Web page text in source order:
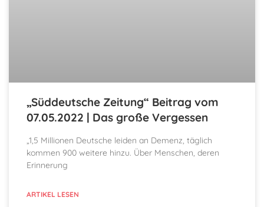
„Süddeutsche Zeitung“ Beitrag vom
07.05.2022 | Das große Vergessen
„1,5 Millionen Deutsche leiden an Demenz, täglich
kommen 900 weitere hinzu. Über Menschen, deren
Erinnerung
ARTIKEL LESEN